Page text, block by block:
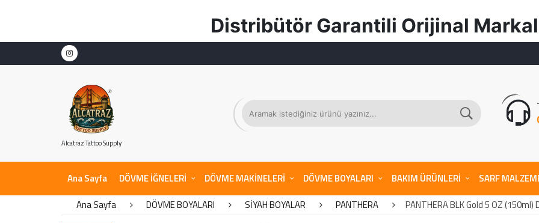
Distribütör Garantili Orijinal
Alcatraz Tattoo Supply
Ana Sayfa DÖVME İĞNELERİ DÖVME MAKİNELERİ DÖVME BOYALARI BAKIM ÜRÜNLERİ
SARF
Ana Sayfa
DÖVME BOYALARI SİYAH BOYALAR PANTHERA PANTHERA BLK Gold 5 OZ (150ml)